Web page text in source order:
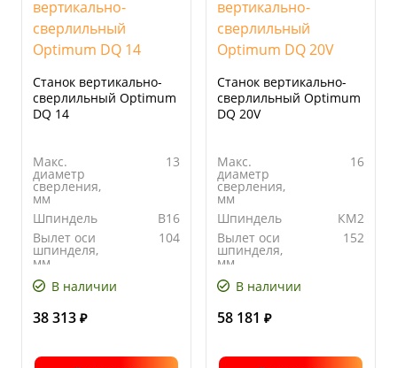
Станок вертикально-
сверлильный Optimum
DQ 14
Макс.
диаметр
сверления,
мм
13
Шпиндель
B16
Вылет оси
шпинделя,
мм
104
Количество
скоростей
В наличии
38 313 ₽
Станок вертикально-
сверлильный Optimum
DQ 20V
Макс.
диаметр
сверления,
мм
16
Шпиндель
КМ2
Вылет оси
шпинделя,
мм
152
Автоподача
В наличии
58 181 ₽